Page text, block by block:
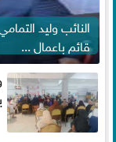
النائب وليد
قائم باعمال ...